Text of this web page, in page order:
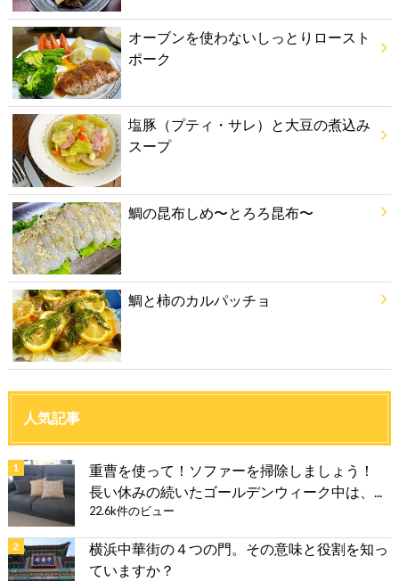
オーブンを使わないしっとりロースト
ポーク
塩豚（プティ・サレ）と大豆の煮込み
スープ
鯛の昆布しめ〜とろろ昆布〜
鯛と柿のカルパッチョ
人気記事
重曹を使って！ソファーを掃除しましょう！
長い休みの続いたゴールデンウィーク中は、...
22.6k件のビュー
横浜中華街の４つの門。その意味と役割を知っ
ていますか？